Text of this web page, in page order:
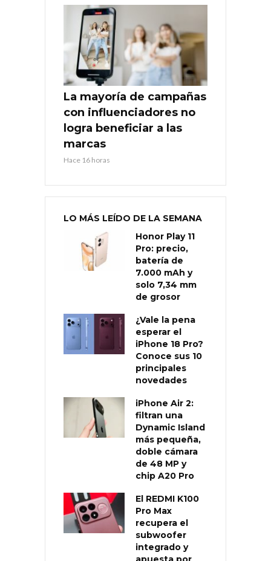
La mayoría de campañas
con influenciadores no
logra beneficiar a las
marcas
Hace 16 horas
LO MÁS LEÍDO DE LA SEMANA
Honor Play 11
Pro: precio,
batería de
7.000 mAh y
solo 7,34 mm
de grosor
¿Vale la pena
esperar el
iPhone 18 Pro?
Conoce sus 10
principales
novedades
iPhone Air 2:
filtran una
Dynamic Island
más pequeña,
doble cámara
de 48 MP y
chip A20 Pro
El REDMI K100
Pro Max
recupera el
subwoofer
integrado y